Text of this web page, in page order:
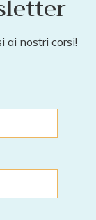
ai nostri corsi!